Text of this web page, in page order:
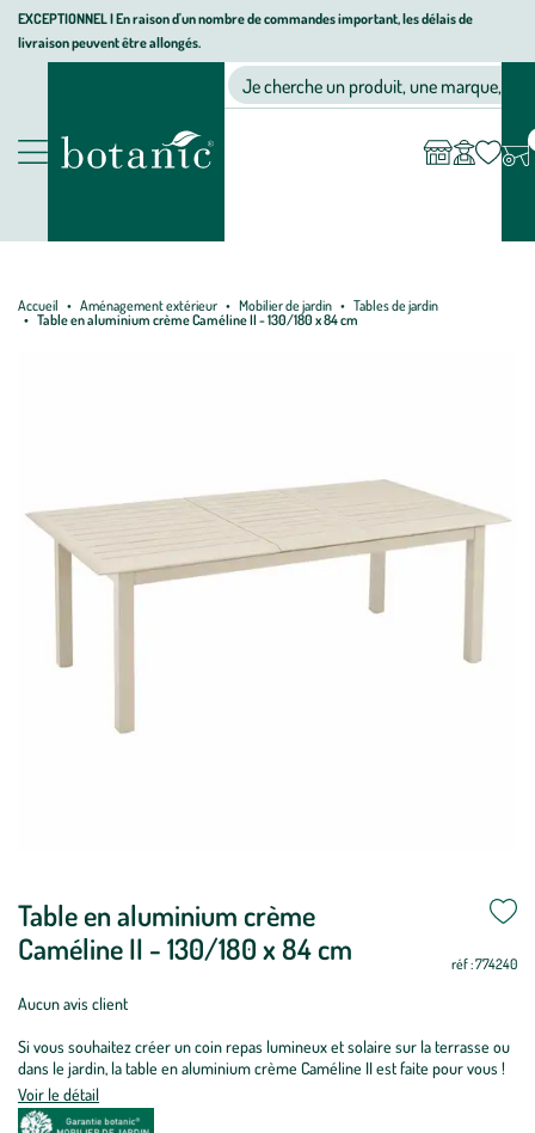
Aller
Aller
au
Aller
au
page
EXCEPTIONNEL I En raison d'un nombre de commandes important, les délais de
livraison peuvent être allongés.
Nos produits
Jardinerie écologique, animalerie, décoration, alimentation bio
Je cherche un produit, une marque, un
compte
Accueil Aménagement extérieur Mobilier de jardin
Tables de jardin
Table en aluminium crème Caméline II - 130/180 x 84 cm
Table en aluminium crème
Caméline II - 130/180 x 84 cm
réf : 774240
Aucun avis client
Si vous souhaitez créer un coin repas lumineux et solaire sur la terrasse ou
dans le jardin, la table en aluminium crème Caméline II est faite pour vous !
Voir le détail
Mettre
jour
Mettre
jour